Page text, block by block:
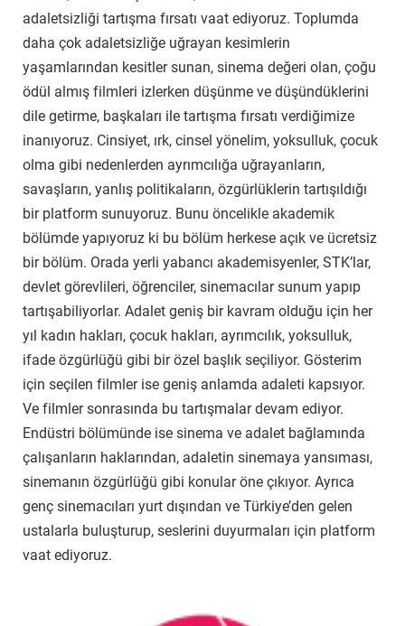
adaletsizliği tartışma fırsatı vaat ediyoruz. Toplumda
daha çok adaletsizliğe uğrayan kesimlerin
yaşamlarından kesitler sunan, sinema değeri olan, çoğu
ödül almış filmleri izlerken düşünme ve düşündüklerini
dile getirme, başkaları ile tartışma fırsatı verdiğimize
inanıyoruz. Cinsiyet, ırk, cinsel yönelim, yoksulluk, çocuk
olma gibi nedenlerden ayrımcılığa uğrayanların,
savaşların, yanlış politikaların, özgürlüklerin tartışıldığı
bir platform sunuyoruz. Bunu öncelikle akademik
bölümde yapıyoruz ki bu bölüm herkese açık ve ücretsiz
bir bölüm. Orada yerli yabancı akademisyenler, STK’lar,
devlet görevlileri, öğrenciler, sinemacılar sunum yapıp
tartışabiliyorlar. Adalet geniş bir kavram olduğu için her
yıl kadın hakları, çocuk hakları, ayrımcılık, yoksulluk,
ifade özgürlüğü gibi bir özel başlık seçiliyor. Gösterim
için seçilen filmler ise geniş anlamda adaleti kapsıyor.
Ve filmler sonrasında bu tartışmalar devam ediyor.
Endüstri bölümünde ise sinema ve adalet bağlamında
çalışanların haklarından, adaletin sinemaya yansıması,
sinemanın özgürlüğü gibi konular öne çıkıyor. Ayrıca
genç sinemacıları yurt dışından ve Türkiye’den gelen
ustalarla buluşturup, seslerini duyurmaları için platform
vaat ediyoruz.